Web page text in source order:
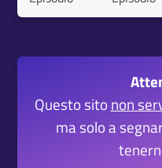
Questo sito non
ma solo a